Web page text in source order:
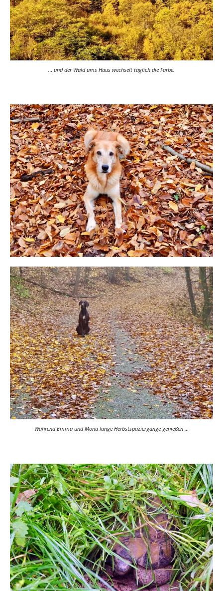
… und der Wald ums Haus wechselt täglich die Farbe.
Während Emma und Mona lange Herbstspaziergänge genießen …